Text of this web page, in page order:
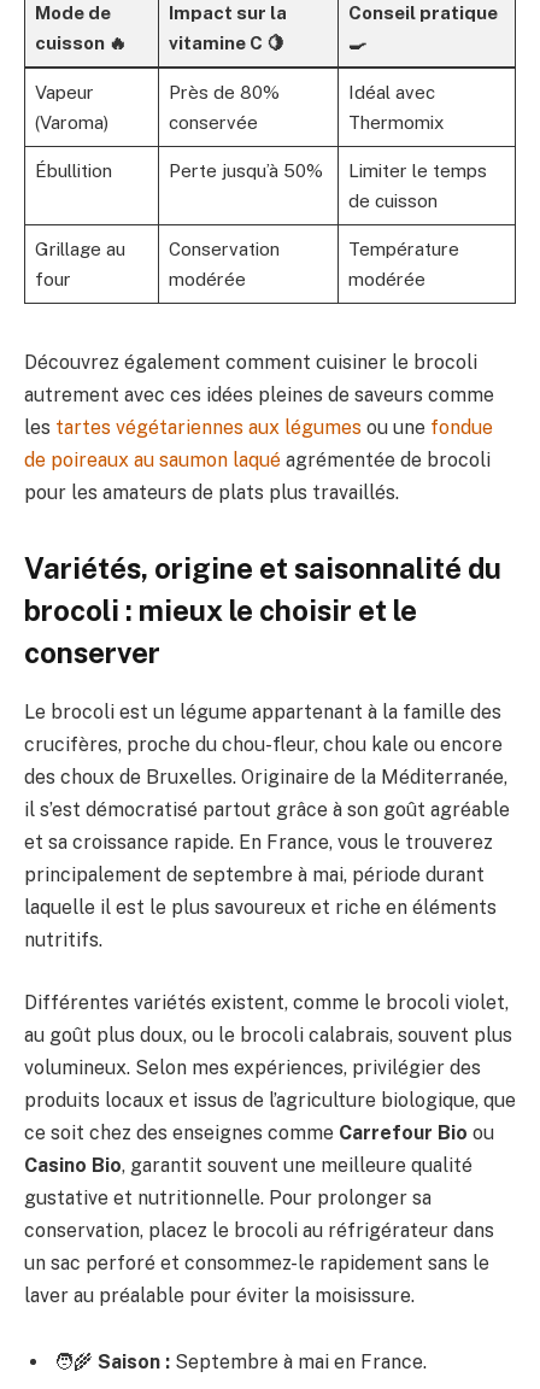
Mode de
cuisson 🔥
Impact sur la
vitamine C 🍋
Conseil pratique
🍳
Vapeur
(Varoma)
Près de 80%
conservée
Idéal avec
Thermomix
Ébullition Perte jusqu’à 50%
Limiter le temps
de cuisson
Grillage au
four
Conservation
modérée
Température
modérée
Découvrez également comment cuisiner le brocoli
autrement avec ces idées pleines de saveurs comme
les tartes végétariennes aux légumes ou une fondue
de poireaux au saumon laqué agrémentée de brocoli
pour les amateurs de plats plus travaillés.
Variétés, origine et saisonnalité du
brocoli : mieux le choisir et le
conserver
Le brocoli est un légume appartenant à la famille des
crucifères, proche du chou-fleur, chou kale ou encore
des choux de Bruxelles. Originaire de la Méditerranée,
il s’est démocratisé partout grâce à son goût agréable
et sa croissance rapide. En France, vous le trouverez
principalement de septembre à mai, période durant
laquelle il est le plus savoureux et riche en éléments
nutritifs.
Différentes variétés existent, comme le brocoli violet,
au goût plus doux, ou le brocoli calabrais, souvent plus
volumineux. Selon mes expériences, privilégier des
produits locaux et issus de l’agriculture biologique, que
ce soit chez des enseignes comme Carrefour Bio ou
Casino Bio, garantit souvent une meilleure qualité
gustative et nutritionnelle. Pour prolonger sa
conservation, placez le brocoli au réfrigérateur dans
un sac perforé et consommez-le rapidement sans le
laver au préalable pour éviter la moisissure.
🧑‍🌾 Saison : Septembre à mai en France.